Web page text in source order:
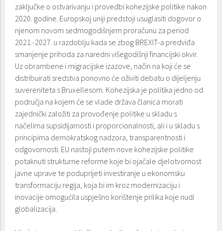
zaključke o ostvarivanju i provedbi kohezijske politike nakon
2020. godine. Europskoj uniji predstoji usuglasiti dogovor o
njenom novom sedmogodišnjem proračunu za period
2021.-2027. u razdoblju kada se zbog BREXIT-a predviđa
smanjenje prihoda za naredni višegodišnji financijski okvir.
Uz obrambene i migracijske izazove, način na koji će se
distribuirati sredstva ponovno će oživiti debatu o dijeljenju
suvereniteta s Bruxellesom. Kohezijska je politika jedno od
područja na kojem će se vlade država članica morati
zajednički založiti za provođenje politike u skladu s
načelima supsidijarnosti i proporcionalnosti, ali i u skladu s
principima demokratskog nadzora, transparentnosti i
odgovornosti. EU nastoji putem nove kohezijske politike
potaknuti strukturne reforme koje bi ojačale djelotvornost
javne uprave te poduprijeti investiranje u ekonomsku
transformaciju regija, koja bi im kroz modernizaciju i
inovacije omogućila uspješno korištenje prilika koje nudi
globalizacija.